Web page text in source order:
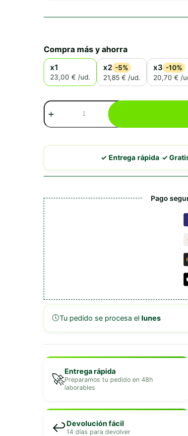
Compra más y ahorra
x1
23,00 € /ud.
x2 -5%
21,85 € /ud.
x3 -10%
20,70 € /
Royal
Canin
Renal
✓ Entrega rápida·✓
Pago
🕔Tu pedido se procesa el lunes
🚀Entrega rápida
Preparamos tu pedido en 48h
laborables
↩️Devolución fácil
14 días para devolver